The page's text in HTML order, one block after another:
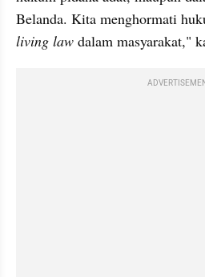
Belanda. Kita menghormati
living law dalam masyarakat,"